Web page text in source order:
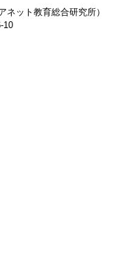
ット教育総合研究所）
10